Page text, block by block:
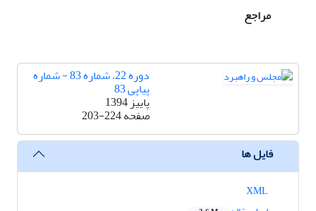
مراجع
دوره 22، شماره 83 - شماره
پیاپی 83
پاییز 1394
صفحه203-224
فایل ها